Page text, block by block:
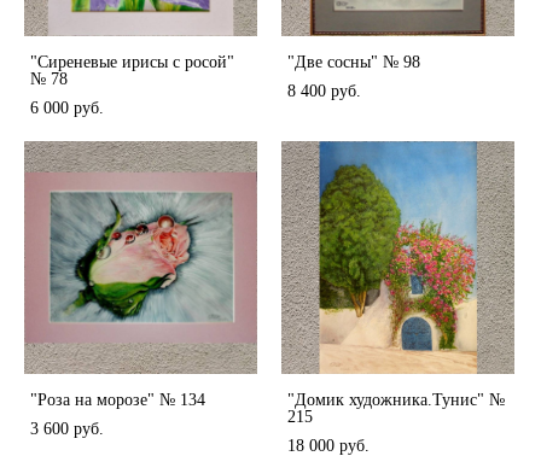
"Сиреневые ирисы с росой"
№ 78
6 000 pуб.
"Две сосны" № 98
8 400 pуб.
"Роза на морозе" № 134
3 600 pуб.
"Домик художника.Тунис" №
215
18 000 pуб.